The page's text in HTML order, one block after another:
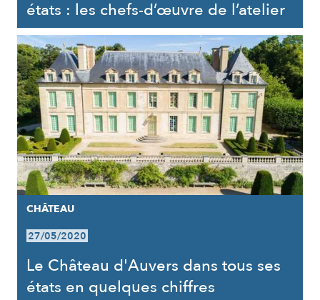
états : les chefs-d’œuvre de l’atelier
CHÂTEAU
27/05/2020
Le Château d'Auvers dans tous ses
états en quelques chiffres